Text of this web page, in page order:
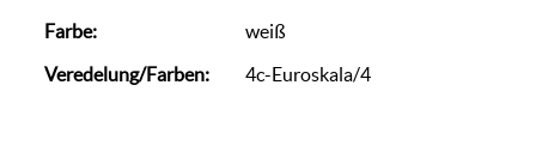
Farbe:
weiß
Veredelung/Farben:
4c-Euroskala/4